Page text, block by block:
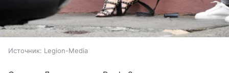
Источник: Legion-Media